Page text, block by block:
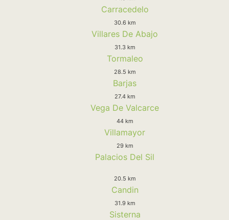
Carracedelo
30.6 km
Villares De Abajo
31.3 km
Tormaleo
28.5 km
Barjas
27.4 km
Vega De Valcarce
44 km
Villamayor
29 km
Palacios Del Sil
20.5 km
Candin
31.9 km
Sisterna